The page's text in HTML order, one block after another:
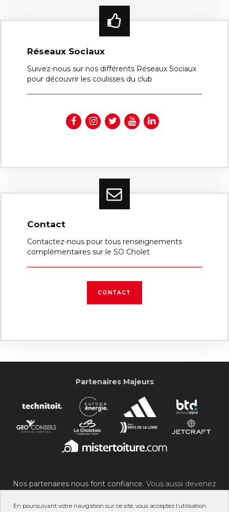
En poursuivant votre navigation sur ce site, vous acceptez l’utilisation
Réseaux Sociaux
Suivez-nous sur nos différents Réseaux Sociaux
pour découvrir les coulisses du club
Contact
Contactez-nous pour tous renseignements
complémentaires sur le SO Cholet
CONTACT
Partenaires Majeurs
Nos partenaires nous font confiance. Vous aussi devenez